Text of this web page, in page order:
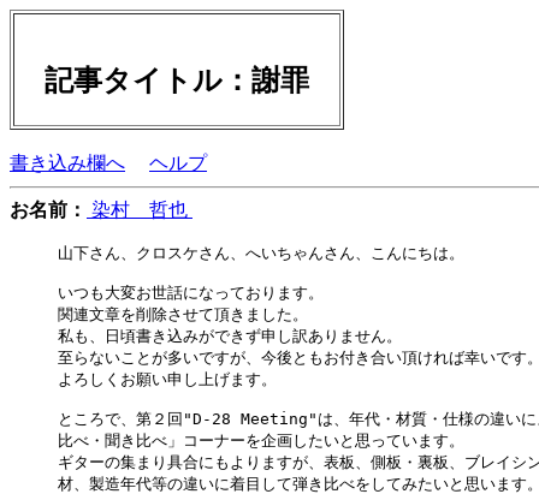
記事タイトル：謝罪
書き込み欄へ ヘルプ
お名前： 染村 哲也
山下さん、クロスケさん、へいちゃんさん、こんにちは。
いつも大変お世話になっております。
関連文章を削除させて頂きました。
私も、日頃書き込みができず申し訳ありません。
至らないことが多いですが、今後ともお付き合い頂ければ幸いです
よろしくお願い申し上げます。
ところで、第２回"D-28 Meeting"は、年代・材質・仕様の違い
比べ・聞き比べ」コーナーを企画したいと思っています。
ギターの集まり具合にもよりますが、表板、側板・裏板、ブレイシ
材、製造年代等の違いに着目して弾き比べをしてみたいと思います